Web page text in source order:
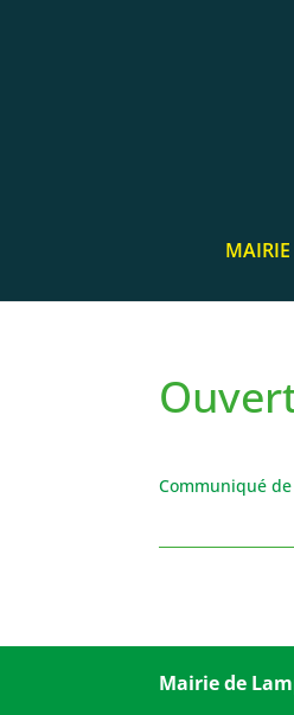
MAIRIE
Communiqué
Mairie de